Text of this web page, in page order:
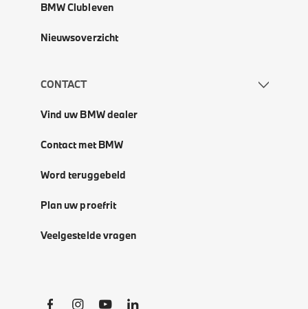
BMW Clubleven
Nieuwsoverzicht
CONTACT
Vind uw BMW dealer
Contact met BMW
Word teruggebeld
Plan uw proefrit
Veelgestelde vragen
Social Links